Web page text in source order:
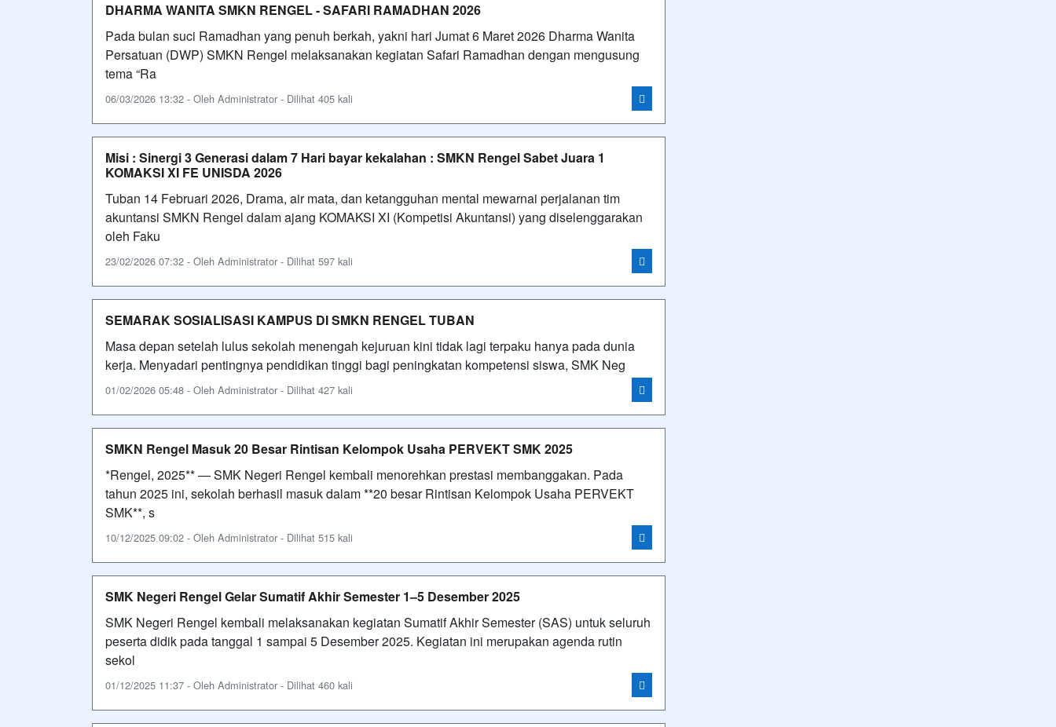
DHARMA WANITA SMKN RENGEL - SAFARI RAMADHAN 2026
Pada bulan suci Ramadhan yang penuh berkah, yakni hari Jumat 6 Maret 2026 Dharma Wanita
Persatuan (DWP) SMKN Rengel melaksanakan kegiatan Safari Ramadhan dengan mengusung
tema “Ra
06/03/2026 13:32 - Oleh Administrator - Dilihat 405 kali
Misi : Sinergi 3 Generasi dalam 7 Hari bayar kekalahan : SMKN Rengel Sabet Juara 1
KOMAKSI XI FE UNISDA 2026
Tuban 14 Februari 2026, Drama, air mata, dan ketangguhan mental mewarnai perjalanan tim
akuntansi SMKN Rengel dalam ajang KOMAKSI XI (Kompetisi Akuntansi) yang diselenggarakan
oleh Faku
23/02/2026 07:32 - Oleh Administrator - Dilihat 597 kali
SEMARAK SOSIALISASI KAMPUS DI SMKN RENGEL TUBAN
Masa depan setelah lulus sekolah menengah kejuruan kini tidak lagi terpaku hanya pada dunia
kerja. Menyadari pentingnya pendidikan tinggi bagi peningkatan kompetensi siswa, SMK Neg
01/02/2026 05:48 - Oleh Administrator - Dilihat 427 kali
SMKN Rengel Masuk 20 Besar Rintisan Kelompok Usaha PERVEKT SMK 2025
*Rengel, 2025** — SMK Negeri Rengel kembali menorehkan prestasi membanggakan. Pada
tahun 2025 ini, sekolah berhasil masuk dalam **20 besar Rintisan Kelompok Usaha PERVEKT
SMK**, s
10/12/2025 09:02 - Oleh Administrator - Dilihat 515 kali
SMK Negeri Rengel Gelar Sumatif Akhir Semester 1–5 Desember 2025
SMK Negeri Rengel kembali melaksanakan kegiatan Sumatif Akhir Semester (SAS) untuk seluruh
peserta didik pada tanggal 1 sampai 5 Desember 2025. Kegiatan ini merupakan agenda rutin
sekol
01/12/2025 11:37 - Oleh Administrator - Dilihat 460 kali